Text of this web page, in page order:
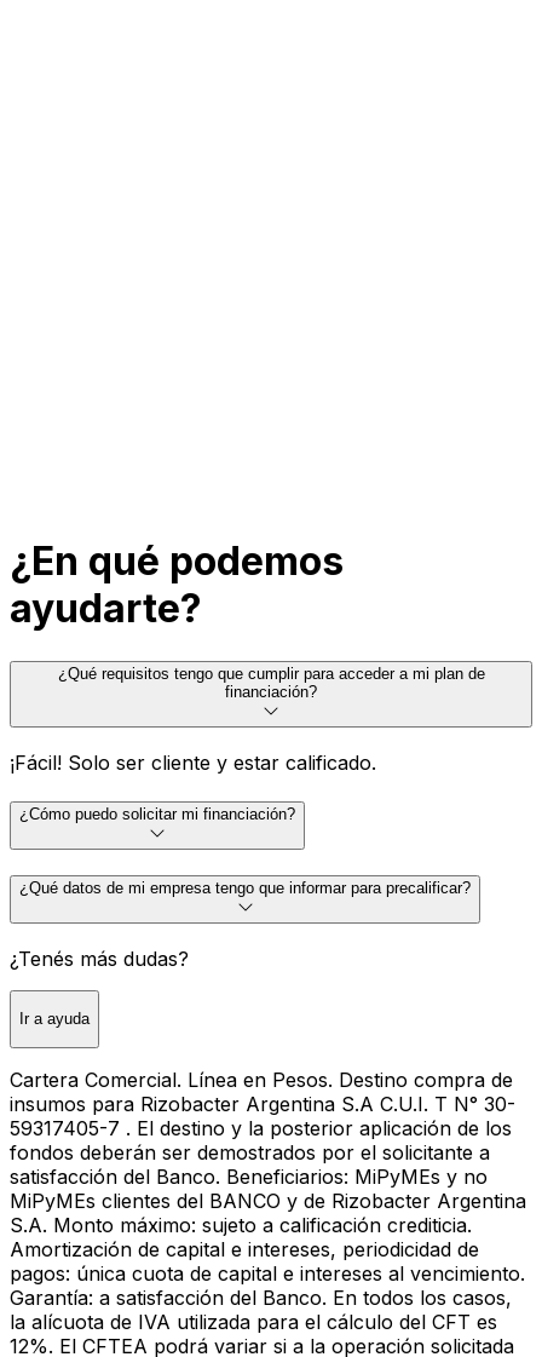
¿En qué podemos
ayudarte?
¿Qué requisitos tengo que cumplir para acceder a mi plan de
financiación?
¡Fácil! Solo ser cliente y estar calificado.
¿Cómo puedo solicitar mi financiación?
¿Qué datos de mi empresa tengo que informar para precalificar?
¿Tenés más dudas?
Ir a ayuda
Cartera Comercial. Línea en Pesos. Destino compra de
insumos para Rizobacter Argentina S.A C.U.I. T N° 30-
59317405-7 . El destino y la posterior aplicación de los
fondos deberán ser demostrados por el solicitante a
satisfacción del Banco. Beneficiarios: MiPyMEs y no
MiPyMEs clientes del BANCO y de Rizobacter Argentina
S.A. Monto máximo: sujeto a calificación crediticia.
Amortización de capital e intereses, periodicidad de
pagos: única cuota de capital e intereses al vencimiento.
Garantía: a satisfacción del Banco. En todos los casos,
la alícuota de IVA utilizada para el cálculo del CFT es
12%. El CFTEA podrá variar si a la operación solicitada